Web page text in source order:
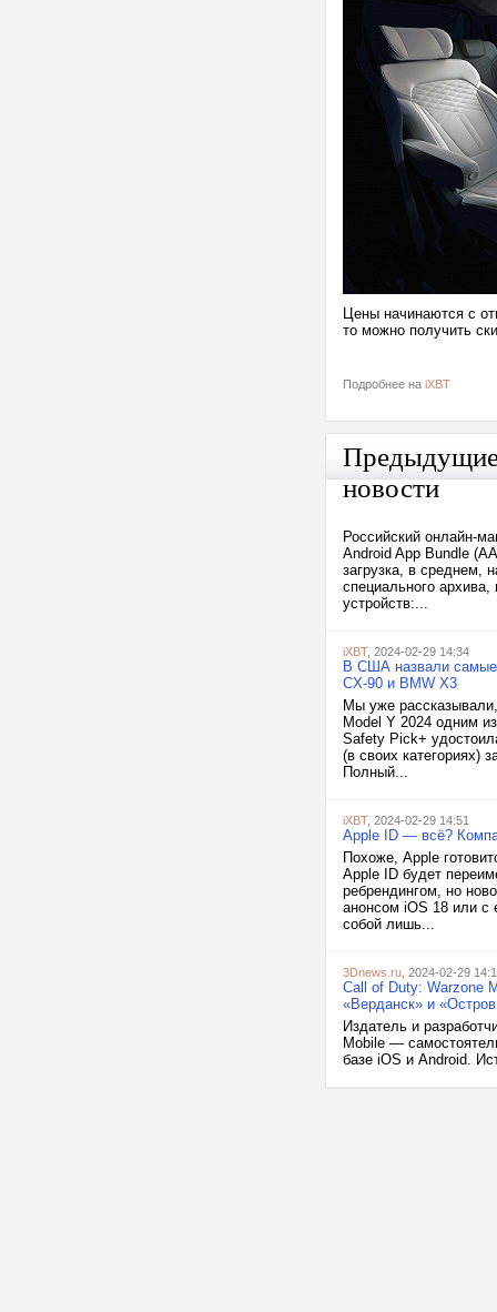
Цены начинаются с
то можно получить
Подробнее на iXBT
новости
Российский онлайн-
Android App Bundle
загрузка, в среднем,
специального
устройств:...
iXBT, 2024-02-29 14:34
В США назвали самые
CX-90 и BMW X3
Мы уже
Model Y 2024 одним
Safety Pick+
(в своих категориях)
Полный...
iXBT, 2024-02-29 14:51
Apple ID — всё?
Похоже, Apple
Apple ID будет
ребрендингом, но
анонсом iOS 18 или с
собой лишь...
3Dnews.ru , 2024-02-29
Call of Duty: Warzone
«Верданск» и
Издатель и
Mobile —
базе iOS и Android.